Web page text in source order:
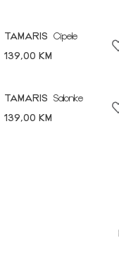
TAMARIS
Cipele
139,00 KM
TAMARIS
Salonke
139,00 KM